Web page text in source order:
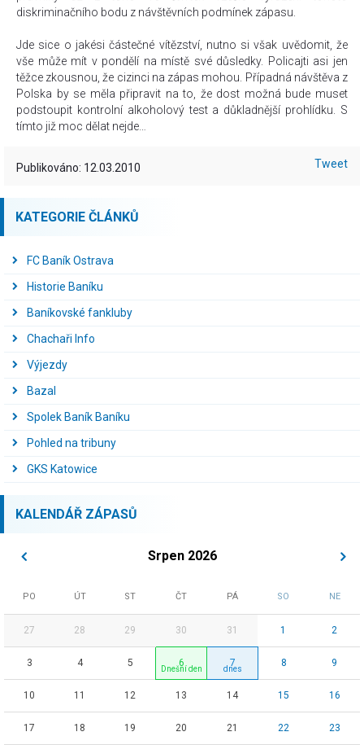
diskriminačního bodu z návštěvních podmínek zápasu.
Jde sice o jakési částečné vítězství, nutno si však uvědomit, že
vše může mít v pondělí na místě své důsledky. Policajti asi jen
těžce zkousnou, že cizinci na zápas mohou. Případná návštěva z
Polska by se měla připravit na to, že dost možná bude muset
podstoupit kontrolní alkoholový test a důkladnější prohlídku. S
tímto již moc dělat nejde…
Publikováno: 12.03.2010 Tweet
KATEGORIE ČLÁNKŮ
FC Baník Ostrava
Historie Baníku
Baníkovské fankluby
Chachaři Info
Výjezdy
Bazal
Spolek Baník Baníku
Pohled na tribuny
GKS Katowice
KALENDÁŘ ZÁPASŮ
Srpen 2026
PO ÚT ST ČT PÁ SO NE
27 28 29 30 31 1 2
3 4 5 6 7 8 9
10 11 12 13 14 15 16
17 18 19 20 21 22 23